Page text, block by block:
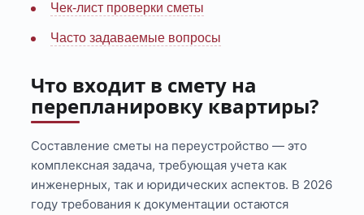
Чек-лист проверки сметы
Часто задаваемые вопросы
Что входит в смету на
перепланировку квартиры?
Составление сметы на переустройство — это
комплексная задача, требующая учета как
инженерных, так и юридических аспектов. В 2026
году требования к документации остаются